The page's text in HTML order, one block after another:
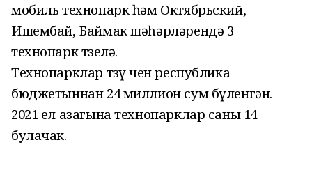
мобиль технопарк һәм Октябрьский,
Ишембай, Баймак шәһәрләрендә 3
технопарк төзелә.
Технопарклар төзү өчен республика
бюджетыннан 24 миллион сум бүленгән.
2021 ел азагына технопарклар саны 14
булачак.